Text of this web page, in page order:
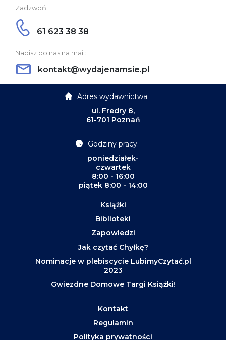
Zadzwoń:
61 623 38 38
Napisz do nas na mail:
kontakt@wydajenamsie.pl
Adres wydawnictwa:
ul. Fredry 8,
61-701 Poznań
Godziny pracy:
poniedziałek-
czwartek
8:00 - 16:00
piątek 8:00 - 14:00
Książki
Biblioteki
Zapowiedzi
Jak czytać Chyłkę?
Nominacje w plebiscycie LubimyCzytać.pl
2023
Gwiezdne Domowe Targi Książki!
Kontakt
Regulamin
Polityka prywatności